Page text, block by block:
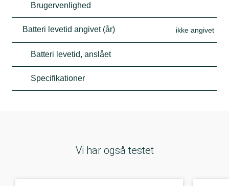
Brugervenlighed
Batteri levetid angivet (år) ikke angivet
Batteri levetid, anslået
Specifikationer
Vi har også testet